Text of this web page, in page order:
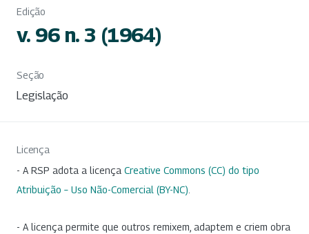
Edição
v. 96 n. 3 (1964)
Seção
Legislação
Licença
- A RSP adota a licença Creative Commons (CC) do tipo
Atribuição – Uso Não-Comercial (BY-NC).
- A licença permite que outros remixem, adaptem e criem obra